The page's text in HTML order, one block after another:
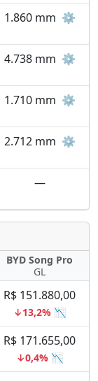
1.860 mm ⚙️
4.738 mm ⚙️
1.710 mm ⚙️
2.712 mm ⚙️
—
BYD Song Pro
GL
R$ 151.880,00
↓13,2% 📉
R$ 171.655,00
↓0,4% 📉